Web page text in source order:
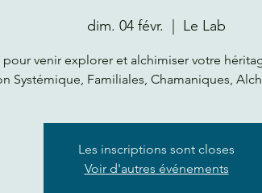
dim. 04 févr. Le Lab
venir explorer et alchimiser votre
Systémique, Familiales, Chamaniques,
Les inscriptions sont closes
Voir d'autres événements